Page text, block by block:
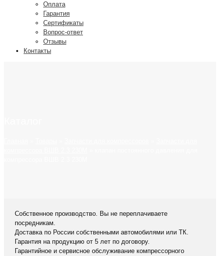
Оплата
Гарантия
Сертификаты
Вопрос-ответ
Отзывы
Контакты
Собственное производство. Вы не переплачиваете
посредникам.
Доставка по России собственными автомобилями или ТК.
Гарантия на продукцию от 5 лет по договору.
Гарантийное и сервисное обслуживание компрессорного